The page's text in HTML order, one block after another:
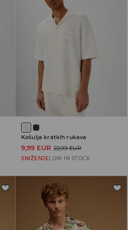
Košulja kratkih rukava
9,99 EUR 22,99 EUR
SNIŽENJE LOW IN STOCK